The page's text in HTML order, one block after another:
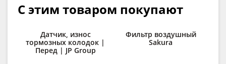
С этим товаром покупают
Датчик, износ
тормозных колодок |
Перед | JP Group
Фильтр воздушный
Sakura